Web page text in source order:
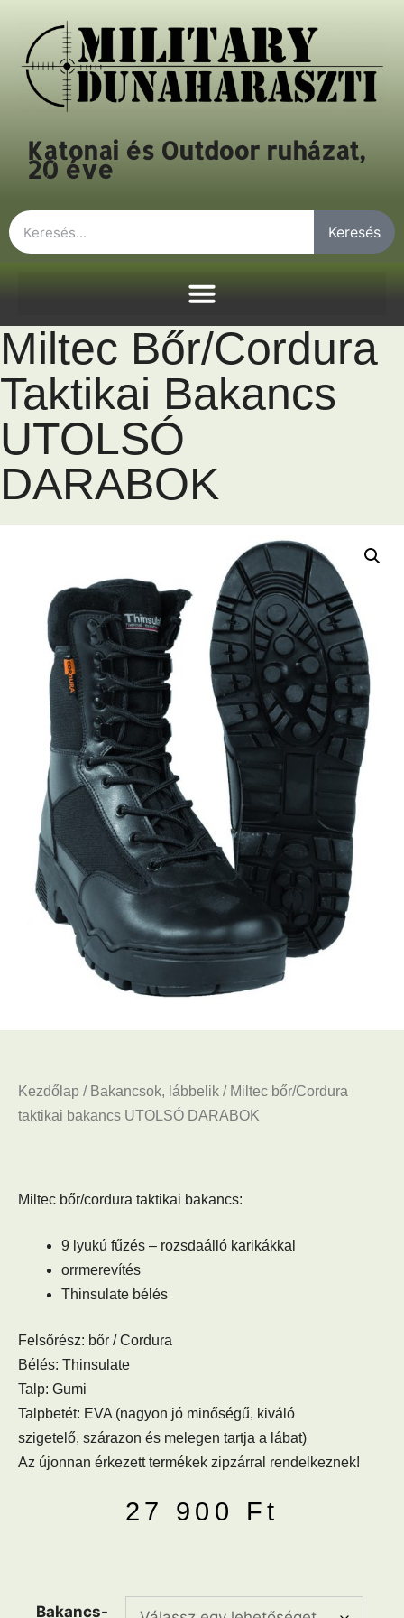
Katonai és Outdoor ruházat,
20 éve
Keresés
Miltec Bőr/Cordura
Taktikai Bakancs
UTOLSÓ
DARABOK
Kezdőlap / Bakancsok, lábbelik / Miltec bőr/Cordura
taktikai bakancs UTOLSÓ DARABOK
Miltec bőr/cordura taktikai bakancs:
9 lyukú fűzés – rozsdaálló karikákkal
orrmerevítés
Thinsulate bélés
Felsőrész: bőr / Cordura
Bélés: Thinsulate
Talp: Gumi
Talpbetét: EVA (nagyon jó minőségű, kiváló
szigetelő, szárazon és melegen tartja a lábat)
Az újonnan érkezett termékek zipzárral rendelkeznek!
27 900 Ft
Bakancs-